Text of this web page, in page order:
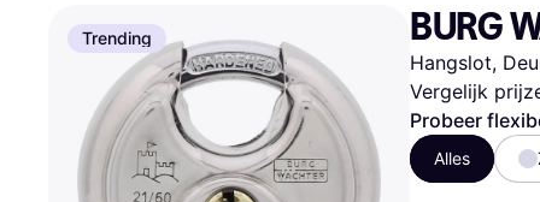
Bol
H&M
Trending BURG
Hangslot,
Vergelijk
Probeer
Alles